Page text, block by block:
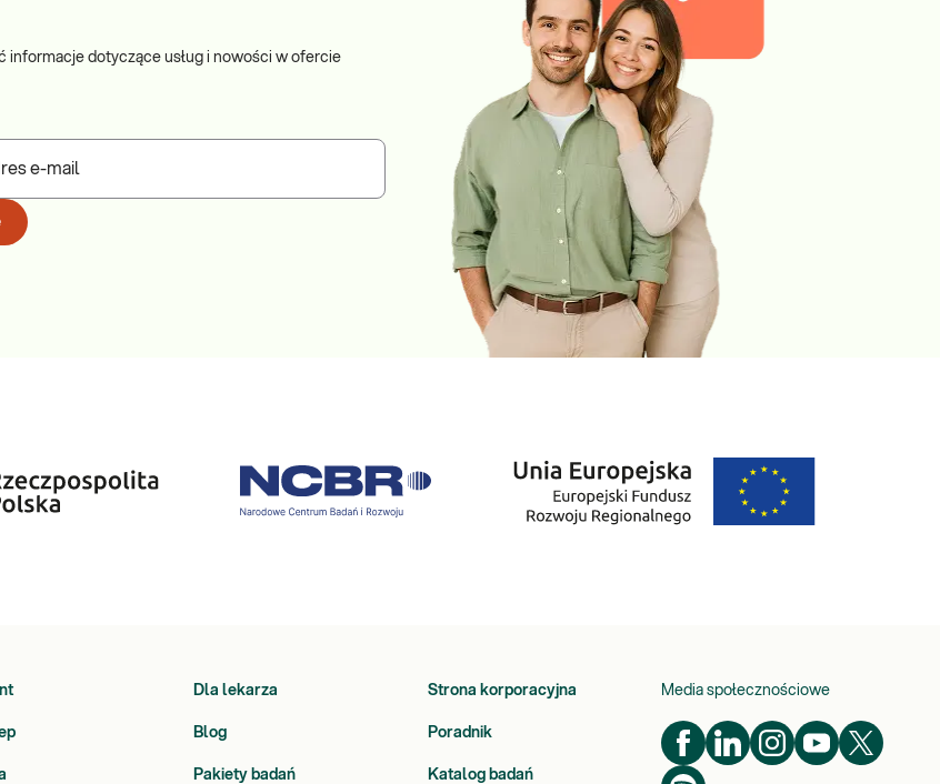
informacje dotyczące usług i nowości w ofercie
e-mail
Dla lekarza Strona korporacyjna
Blog Poradnik
Pakiety badań Katalog badań
Media społecznościowe